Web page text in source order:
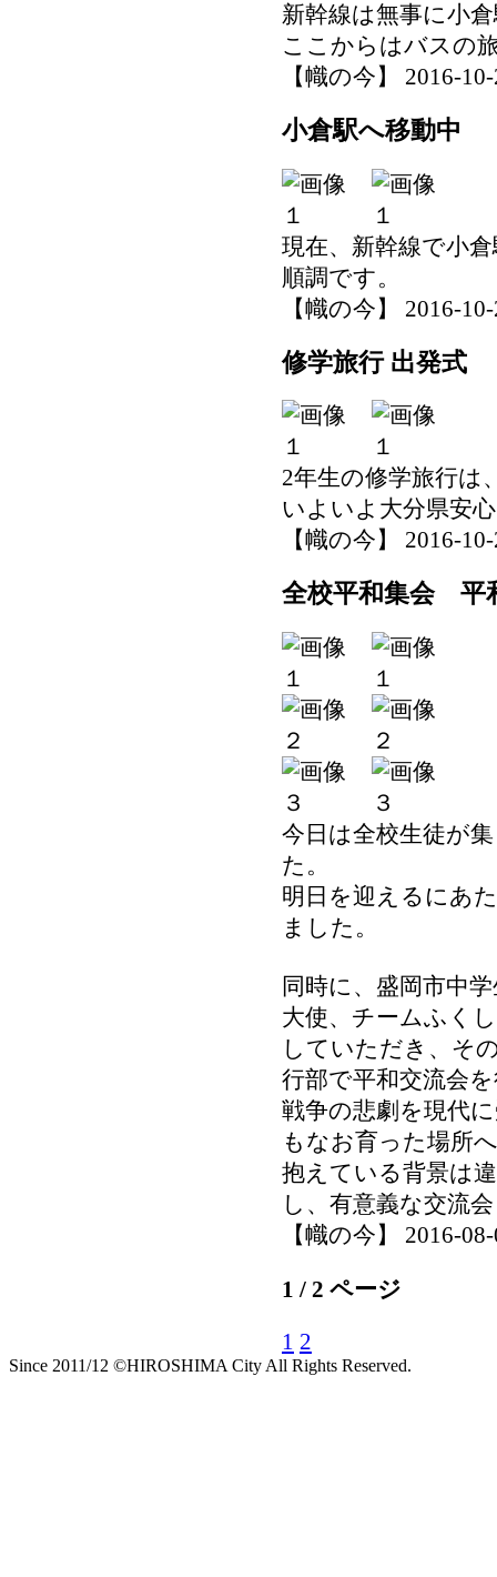
新幹線は無事に小
ここからはバスの
【幟の今】 2016-
小倉駅へ移動中
現在、新幹線で小
順調です。
【幟の今】 2016-
修学旅行 出発式
2年生の修学旅行は
いよいよ大分県安
【幟の今】 2016-
全校平和集会 平
今日は全校生徒が
た。
明日を迎えるにあ
ました。
同時に、盛岡市中
大使、チームふく
していただき、そ
行部で平和交流会
戦争の悲劇を現代
もなお育った場所
抱えている背景は
し、有意義な交流
【幟の今】 2016-
1 / 2 ページ
1 2
Since 2011/12 ©HIROSHIMA City All Rights Reserved.